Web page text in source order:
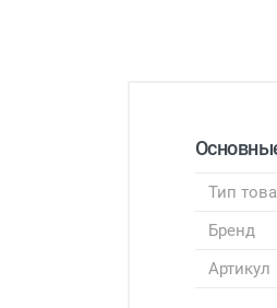
Тип
Бренд
Артикул